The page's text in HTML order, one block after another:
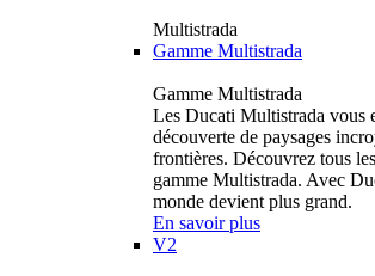
Multistrada
Gamme Multistrada
Gamme Multistrada
Les Ducati Multistrada vous
découverte de paysages
frontières. Découvrez tous
gamme Multistrada. Avec
monde devient plus grand.
En savoir plus
V2